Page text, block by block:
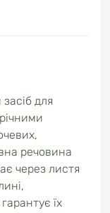
для
речовина
через листя
їх